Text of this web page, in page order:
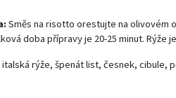
Směs na risotto orestujte na olivovém
doba přípravy je 20-25 minut. Rýže
italská rýže, špenát list, česnek, cibule,